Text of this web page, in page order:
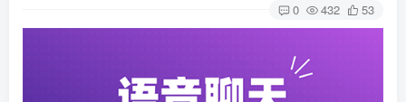
0 432 53